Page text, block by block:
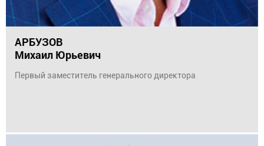
АРБУЗОВ
Михаил Юрьевич
Первый заместитель генерального директора